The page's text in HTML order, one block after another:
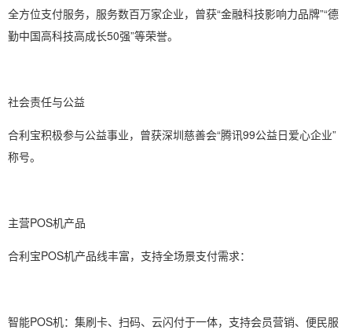
全方位支付服务，服务数百万家企业，曾获“金融科技影响力品牌”“德
勤中国高科技高成长50强”等荣誉。
社会责任与公益
合利宝积极参与公益事业，曾获深圳慈善会“腾讯99公益日爱心企业”
称号。
主营POS机产品
合利宝POS机产品线丰富，支持全场景支付需求：
智能POS机：集刷卡、扫码、云闪付于一体，支持会员营销、便民服